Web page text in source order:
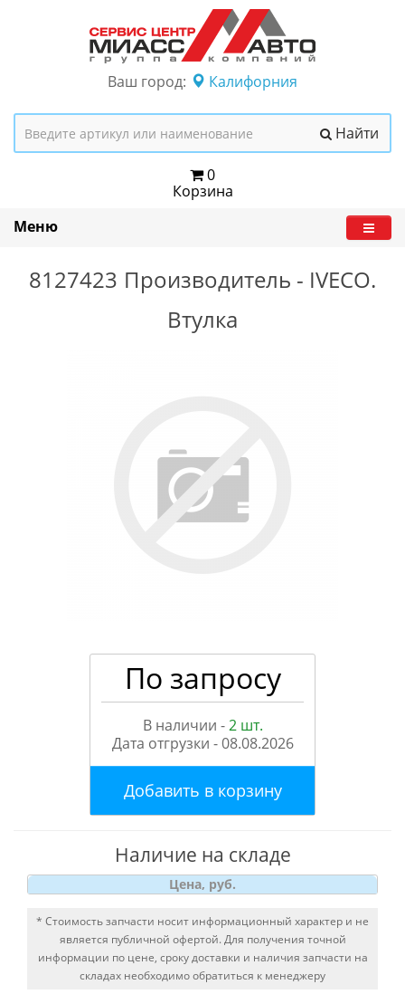
Ваш город: Калифорния
Найти
0
Корзина
Меню
8127423 Производитель - IVECO.
Втулка
По запросу
В наличии -2 шт.
Дата отгрузки -08.08.2026
Добавить в корзину
Наличие на складе
Цена, руб.
* Стоимость запчасти носит информационный характер и не
является публичной офертой. Для получения точной
информации по цене, сроку доставки и наличия запчасти на
складах необходимо обратиться к менеджеру